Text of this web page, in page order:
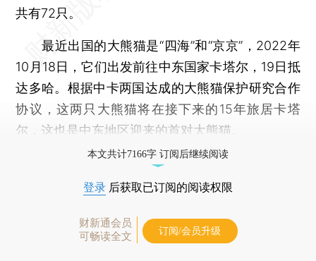
共有72只。
最近出国的大熊猫是“四海”和“京京”，2022年
10月18日，它们出发前往中东国家卡塔尔，19日抵
达多哈。根据中卡两国达成的大熊猫保护研究合作
协议，这两只大熊猫将在接下来的15年旅居卡塔
尔，这也是中东地区迎来的首对大熊猫。
本文共计7166字 订阅后继续阅读
登录 后获取已订阅的阅读权限
财新通会员
可畅读全文
订阅/会员升级